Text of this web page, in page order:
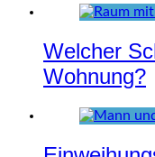
Welcher
Wohnung?